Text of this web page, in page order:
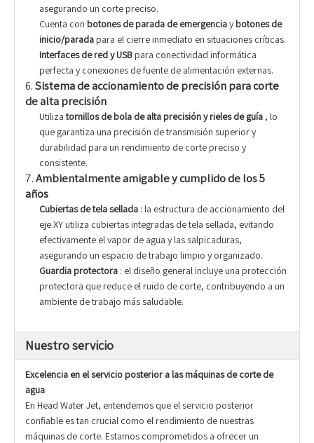
asegurando un corte preciso.
Cuenta con botones de parada de emergenciay botones de
inicio/parada para el cierre inmediato en situaciones críticas.
Interfaces de red y USB para conectividad informática
perfecta y conexiones de fuente de alimentación externas.
6.Sistema de accionamiento de precisión para corte
de alta precisión
Utilizatornillos de bola de alta precisión y rieles de guía , lo
que garantiza una precisión de transmisión superior y
durabilidad para un rendimiento de corte preciso y
consistente.
7.Ambientalmente amigable y cumplido de los 5
años
Cubiertas de tela sellada : la estructura de accionamiento del
eje XY utiliza cubiertas integradas de tela sellada, evitando
efectivamente el vapor de agua y las salpicaduras,
asegurando un espacio de trabajo limpio y organizado.
Guardia protectora : el diseño general incluye una protección
protectora que reduce el ruido de corte, contribuyendo a un
ambiente de trabajo más saludable.
Nuestro servicio
Excelencia en el servicio posterior a las máquinas de corte de
agua
En Head Water Jet, entendemos que el servicio posterior
confiable es tan crucial como el rendimiento de nuestras
máquinas de corte. Estamos comprometidos a ofrecer un